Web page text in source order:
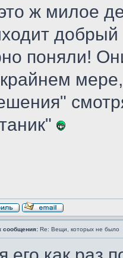
ж милое
добрый
поняли!
сообщения: Re: Вещи, которых не было